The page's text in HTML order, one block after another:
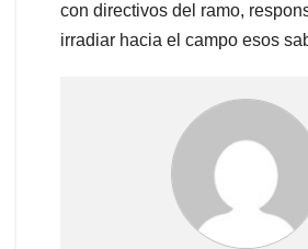
con directivos del ramo,
irradiar hacia el campo esos